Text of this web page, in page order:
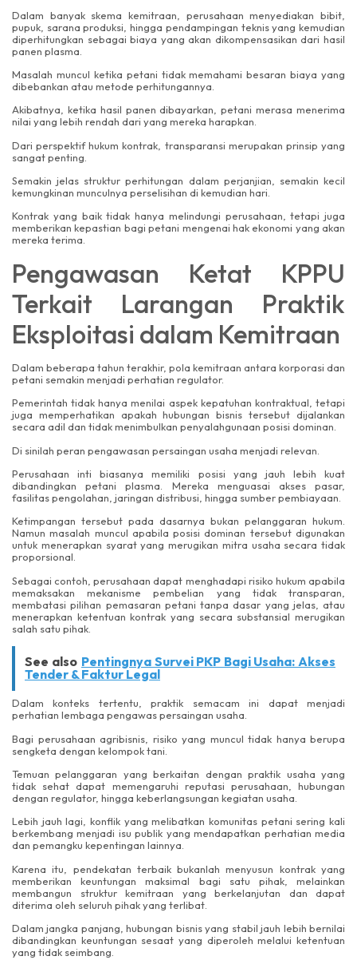
Dalam banyak skema kemitraan, perusahaan menyediakan bibit,
pupuk, sarana produksi, hingga pendampingan teknis yang kemudian
diperhitungkan sebagai biaya yang akan dikompensasikan dari hasil
panen plasma.
Masalah muncul ketika petani tidak memahami besaran biaya yang
dibebankan atau metode perhitungannya.
Akibatnya, ketika hasil panen dibayarkan, petani merasa menerima
nilai yang lebih rendah dari yang mereka harapkan.
Dari perspektif hukum kontrak, transparansi merupakan prinsip yang
sangat penting.
Semakin jelas struktur perhitungan dalam perjanjian, semakin kecil
kemungkinan munculnya perselisihan di kemudian hari.
Kontrak yang baik tidak hanya melindungi perusahaan, tetapi juga
memberikan kepastian bagi petani mengenai hak ekonomi yang akan
mereka terima.
Pengawasan Ketat KPPU
Terkait Larangan Praktik
Eksploitasi dalam Kemitraan
Dalam beberapa tahun terakhir, pola kemitraan antara korporasi dan
petani semakin menjadi perhatian regulator.
Pemerintah tidak hanya menilai aspek kepatuhan kontraktual, tetapi
juga memperhatikan apakah hubungan bisnis tersebut dijalankan
secara adil dan tidak menimbulkan penyalahgunaan posisi dominan.
Di sinilah peran pengawasan persaingan usaha menjadi relevan.
Perusahaan inti biasanya memiliki posisi yang jauh lebih kuat
dibandingkan petani plasma. Mereka menguasai akses pasar,
fasilitas pengolahan, jaringan distribusi, hingga sumber pembiayaan.
Ketimpangan tersebut pada dasarnya bukan pelanggaran hukum.
Namun masalah muncul apabila posisi dominan tersebut digunakan
untuk menerapkan syarat yang merugikan mitra usaha secara tidak
proporsional.
Sebagai contoh, perusahaan dapat menghadapi risiko hukum apabila
memaksakan mekanisme pembelian yang tidak transparan,
membatasi pilihan pemasaran petani tanpa dasar yang jelas, atau
menerapkan ketentuan kontrak yang secara substansial merugikan
salah satu pihak.
See also Pentingnya Survei PKP Bagi Usaha: Akses
Tender & Faktur Legal
Dalam konteks tertentu, praktik semacam ini dapat menjadi
perhatian lembaga pengawas persaingan usaha.
Bagi perusahaan agribisnis, risiko yang muncul tidak hanya berupa
sengketa dengan kelompok tani.
Temuan pelanggaran yang berkaitan dengan praktik usaha yang
tidak sehat dapat memengaruhi reputasi perusahaan, hubungan
dengan regulator, hingga keberlangsungan kegiatan usaha.
Lebih jauh lagi, konflik yang melibatkan komunitas petani sering kali
berkembang menjadi isu publik yang mendapatkan perhatian media
dan pemangku kepentingan lainnya.
Karena itu, pendekatan terbaik bukanlah menyusun kontrak yang
memberikan keuntungan maksimal bagi satu pihak, melainkan
membangun struktur kemitraan yang berkelanjutan dan dapat
diterima oleh seluruh pihak yang terlibat.
Dalam jangka panjang, hubungan bisnis yang stabil jauh lebih bernilai
dibandingkan keuntungan sesaat yang diperoleh melalui ketentuan
yang tidak seimbang.